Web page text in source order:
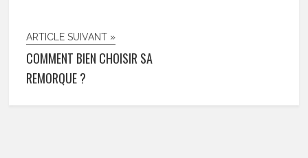
ARTICLE SUIVANT »
COMMENT BIEN CHOISIR SA
REMORQUE ?